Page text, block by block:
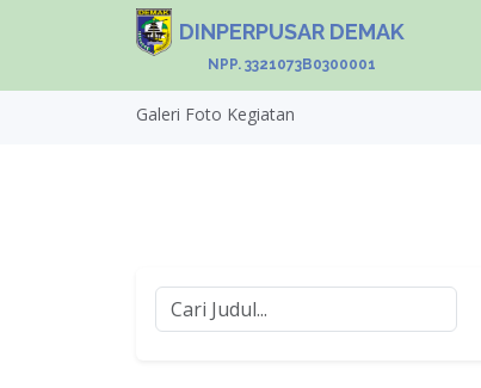
DINPERPUSAR DEMAK
NPP. 3321073B0300001
Galeri Foto Kegiatan